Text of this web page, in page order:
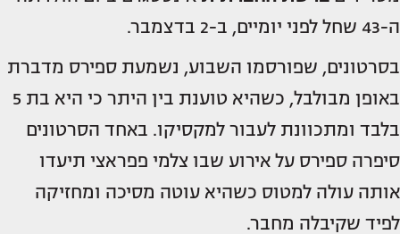
ה-43 שחל לפני יומיים, ב-2 בדצמבר.
בסרטונים, שפורסמו השבוע, נשמעת ספירס מדברת
באופן מבולבל, כשהיא טוענת בין היתר כי היא בת 5
בלבד ומתכוונת לעבור למקסיקו. באחד הסרטונים
סיפרה ספירס על אירוע שבו צלמי פפראצי תיעדו
אותה עולה למטוס כשהיא עוטה מסיכה ומחזיקה
לפיד שקיבלה מחבר.